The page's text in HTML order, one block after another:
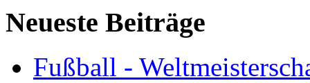
Neueste Beiträge
Fußball -